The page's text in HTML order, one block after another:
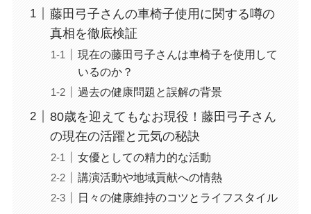
藤田弓子さんの車椅子使用に関する噂の
真相を徹底検証
現在の藤田弓子さんは車椅子を使用して
いるのか？
過去の健康問題と誤解の背景
80歳を迎えてもなお現役！藤田弓子さん
の現在の活躍と元気の秘訣
女優としての精力的な活動
講演活動や地域貢献への情熱
日々の健康維持のコツとライフスタイル